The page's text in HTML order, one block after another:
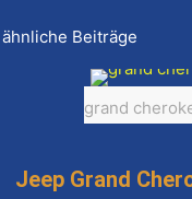
ähnliche Beiträge
grand
Jeep Grand